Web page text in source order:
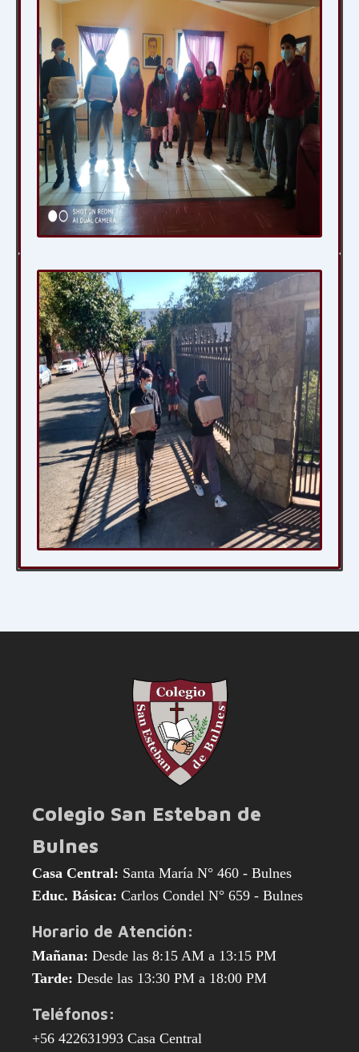
Colegio San Esteban de
Bulnes
Casa Central: Santa María N° 460 - Bulnes
Educ. Básica: Carlos Condel N° 659 - Bulnes
Horario de Atención:
Mañana: Desde las 8:15 AM a 13:15 PM
Tarde: Desde las 13:30 PM a 18:00 PM
Teléfonos:
+56 422631993 Casa Central